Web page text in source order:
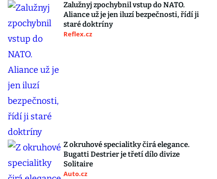
Zalužnyj zpochybnil vstup do NATO.
Aliance už je jen iluzí bezpečnosti, řídí ji
staré doktríny
Reflex.cz
Z okruhové specialitky čirá elegance.
Bugatti Destrier je třetí dílo divize
Solitaire
Auto.cz